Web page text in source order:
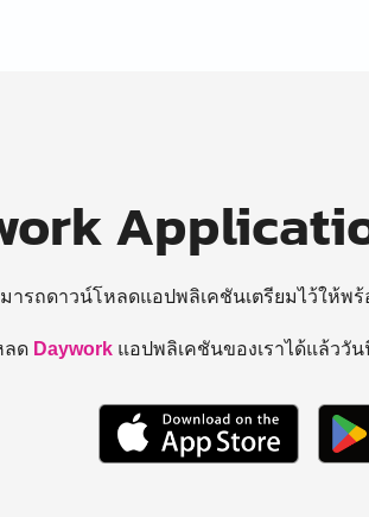
ารถดาวน์โหลดแอปพลิเคชันเตรียมไว้ให้พร้
ลด Daywork แอปพลิเคชันของเราได้แล้ววัน